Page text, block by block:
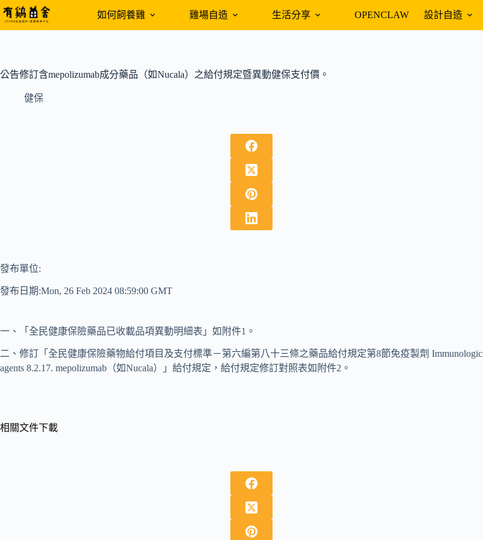
跳
至
容
如何飼養雞 雞場自造 生活分享 OPENCLAW 設計自造
公告修訂含mepolizumab成分藥品（如Nucala）之給付規定暨異動健保支付價。
健保
發布單位:
發布日期:Mon, 26 Feb 2024 08:59:00 GMT
一、「全民健康保險藥品已收載品項異動明細表」如附件1。
二、修訂「全民健康保險藥物給付項目及支付標準－第六編第八十三條之藥品給付規定第8節免疫製劑 Immunologic
agents 8.2.17. mepolizumab（如Nucala）」給付規定，給付規定修訂對照表如附件2。
相關文件下載